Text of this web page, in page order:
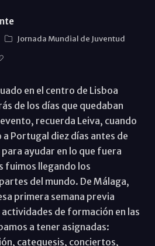
Jornada Mundial de Juventud
en el centro de Lisboa
de los días que quedaban
recuerda Leiva, cuando
a Portugal diez días antes de
para ayudar en lo que fuera
fuimos llegando los
del mundo. De Málaga,
primera semana previa
de formación en las
a tener asignadas:
catequesis, conciertos,